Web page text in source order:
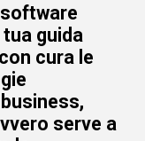
guida
cura le
serve a